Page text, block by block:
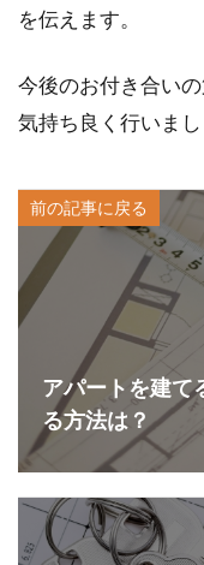
を伝えます。
今後のお付き合い
気持ち良く行いまし
前の記事に戻る
アパートを建て
る方法は？